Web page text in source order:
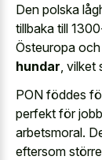
Den polska
tillbaka till
Östeuropa
hundar ,
PON föddes
perfekt för
arbetsmoral.
eftersom